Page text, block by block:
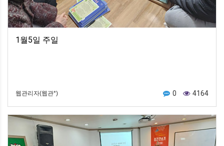
1월5일 주일
웹관리자(웹관*) 0 4164